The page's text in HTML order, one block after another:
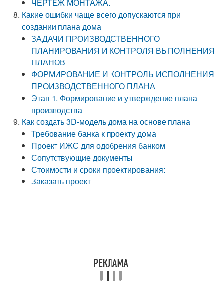
ЧЕРТЕЖ МОНТАЖА.
Какие ошибки чаще всего допускаются при
создании плана дома
ЗАДАЧИ ПРОИЗВОДСТВЕННОГО
ПЛАНИРОВАНИЯ И КОНТРОЛЯ ВЫПОЛНЕНИЯ
ПЛАНОВ
ФОРМИРОВАНИЕ И КОНТРОЛЬ ИСПОЛНЕНИЯ
ПРОИЗВОДСТВЕННОГО ПЛАНА
Этап 1. Формирование и утверждение плана
производства
Как создать 3D-модель дома на основе плана
Требование банка к проекту дома
Проект ИЖС для одобрения банком
Сопутствующие документы
Стоимости и сроки проектирования:
Заказать проект